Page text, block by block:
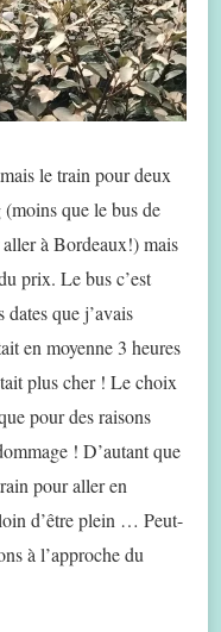
le train pour deux
(moins que le bus de
à Bordeaux!) mais
prix. Le bus c’est
que j’avais
en moyenne 3 heures
plus cher ! Le choix
pour des raisons
! D’autant que
pour aller en
d’être plein … Peut-
à l’approche du